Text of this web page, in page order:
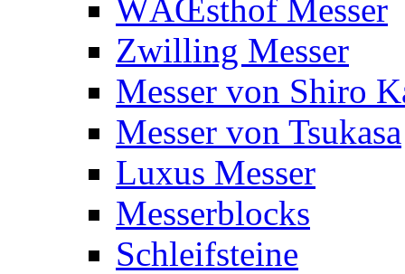
WÃŒsthof Messer
Zwilling Messer
Messer von Shiro
Messer von Tsukasa
Luxus Messer
Messerblocks
Schleifsteine